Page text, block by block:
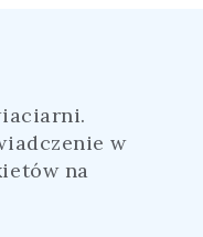
w
na